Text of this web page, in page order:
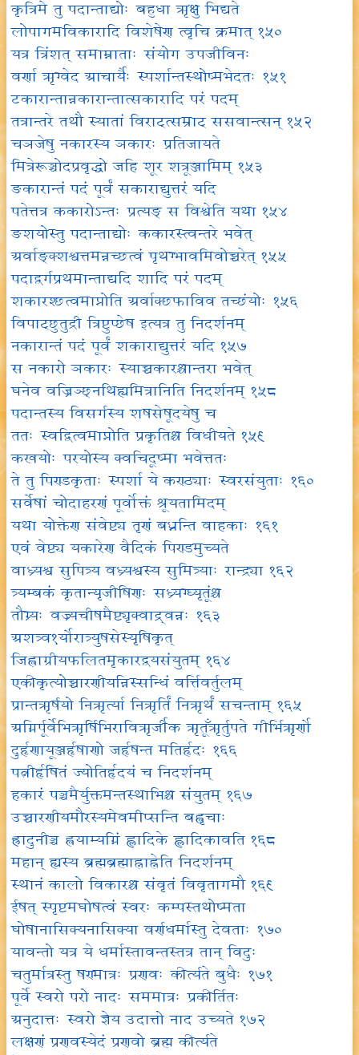
कृत्रिमे तु पदान्ताद्योः बहुधा ऋक्षु भिद्यते
लोपागमविकारादि विशेषेण त्वृचि क्रमात् १५०
यत्र त्रिंशत् समाम्नाताः संयोग उपजीविनः
वर्णा ऋग्वेद आचार्यैः स्पर्शान्तस्थोष्मभेदतः १५१
टकारान्तान्नकारान्तात्सकारादि परं पदम्
तत्रान्तरे तथौ स्यातां विराट्त्सम्राट् ससवान्त्सन् १५२
चञजेषु नकारस्य ञकारः प्रतिजायते
मित्रेरूञ्चोदप्रवृद्धो जहि शूर शत्रूञ्जामिम् १५३
ङकारान्तं पदं पूर्वं सकाराद्युत्तरं यदि
पतेत्तत्र ककारोऽन्तः प्रत्यङ् स विश्वेति यथा १५४
ङशयोस्तु पदान्ताद्योः ककारस्त्वन्तरे भवेत्
अर्वाङ्क्शश्वत्तमन्नच्छत्वं पृथग्भावमिवोच्चरेत् १५५
पदाद्वर्गप्रथमान्ताद्यदि शादि परं पदम्
शकारश्छत्वमाप्नोति अर्वाक्छफाविव तच्छंयोः १५६
विपाट्छुतुद्री त्रिष्टुप्छेष इत्यत्र तु निदर्शनम्
नकारान्तं पदं पूर्वं शकाराद्युत्तरं यदि १५७
स नकारो ञकारः स्याच्चकारश्चान्तरा भवेत्
घनेव वज्रिञ्छ्नथिह्यमित्रानिति निदर्शनम् १५८
पदान्तस्य विसर्गस्य शषसेषूदयेषु च
ततः स्वद्वित्वमाप्नोति प्रकृतिश्च विधीयते १५९
कखयोः परयोस्य क्वचिदूष्मा भवेत्ततः
ते तु पिण्डकृताः स्पर्शा ये कण्ठ्याः स्वरसंयुताः १६०
सर्वेषां चोदाहरणं पूर्वोक्तं श्रूयतामिदम्
यथा योक्तेण संवेष्ट्य तृणं बध्नन्ति वाहकाः १६१
एवं वेष्ट्य यकारेण वैदिकं पिण्डमुच्यते
वाध्र्यश्व सुपित्र्य वध्र्यश्वस्य सुमित्र्याः रान्द्र्या १६२
त्र्यम्बकं कृतान्यृजीषिणः सध्र्यग्घ्यृतूंश्च
तौग्र्यः वज्र्यचीषमैष्ट्यृक्वाद्र्वन्नः १६३
अशत्र्व१र्योरात्र्युषसेस्यृषिकृत्
जिह्वाग्रीयफलितमृकारद्वयसंयुतम् १६४
एकीकृत्योच्चारणीयन्निस्सन्धिं वर्त्तिवर्तुलम्
प्रान्तऋर्षयो निऋर्त्या निऋर्तिं निऋर्थं सचन्ताम् १६५
अग्निर्पूर्वेभिऋर्षिभिराविऋर्जीक ऋतूँऋर्तुपते गीर्भिऋर्णो
दुर्हृणायूञ्जर्हृषाणो जर्हृषन्त मतिर्हृदः १६६
पत्नीर्हृषितं ज्योतिर्हृदयं च निदर्शनम्
हकारं पञ्चमैर्युक्तमन्तस्थाभिश्च संयुतम् १६७
उच्चारणीयमौरस्यमेवमीप्सन्ति बह्वृचाः
ह्रादुनीञ्च ह्वयाम्यग्निं ह्लादिके ह्लादिकावति १६८
महान् ह्यस्य ब्रह्मब्रह्माह्नाह्नेति निदर्शनम्
स्थानं कालो विकारश्च संवृतं विवृतागमौ १६९
ईषत् स्पृष्टमघोषत्वं स्वरः कम्पस्तथोष्मता
घोषानासिक्यनासिक्या वर्णधर्मास्तु देवताः १७०
यावन्तो यत्र ये धर्मास्तावन्तस्तत्र तान् विदुः
चतुर्मात्रस्तु षण्मात्रः प्रणवः कीर्त्यते बुधैः १७१
पूर्वे स्वरो परो नादः सममात्रः प्रकीर्तितः
अनुदात्तः स्वरो ज्ञेय उदात्तो नाद उच्यते १७२
लक्षणं प्रणवस्येदं प्रणवो ब्रह्म कीर्त्यते